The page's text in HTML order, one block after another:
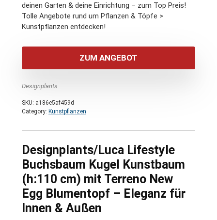
deinen Garten & deine Einrichtung – zum Top Preis!
Tolle Angebote rund um Pflanzen & Töpfe >
Kunstpflanzen entdecken!
ZUM ANGEBOT
Designplants
SKU: a186e5af459d
Category: Kunstpflanzen
Designplants/Luca Lifestyle
Buchsbaum Kugel Kunstbaum
(h:110 cm) mit Terreno New
Egg Blumentopf – Eleganz für
Innen & Außen